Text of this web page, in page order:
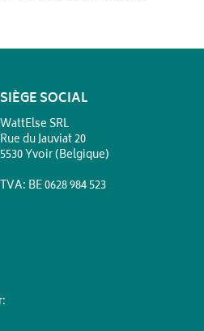
SIÈGE SOCIAL
WattElse SRL
Rue du Jauviat 20
5530 Yvoir (Belgique)
TVA: BE 0628 984 523